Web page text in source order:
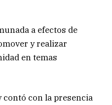
a efectos de
y realizar
en temas
contó con la presencia